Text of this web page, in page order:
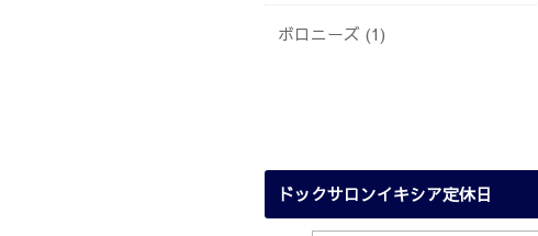
ボロニーズ (1)
ドックサロンイキシア定休日